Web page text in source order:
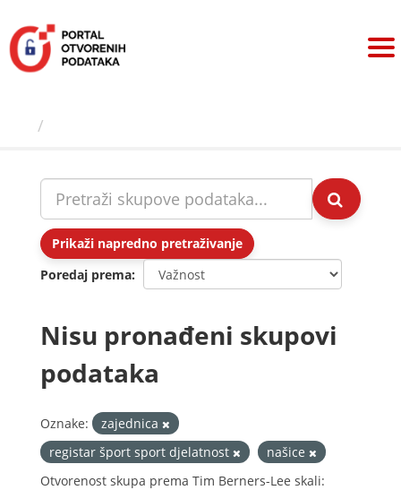
sadržaj
Prikaži napredno pretraživanje
Poredaj prema
Nisu pronađeni skupovi
podataka
Oznake:
zajednica
registar šport sport djelatnost
našice
Otvorenost skupa prema Tim Berners-Lee skali: